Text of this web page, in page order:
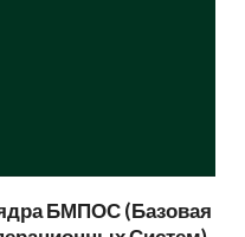
БМПОС (Базовая